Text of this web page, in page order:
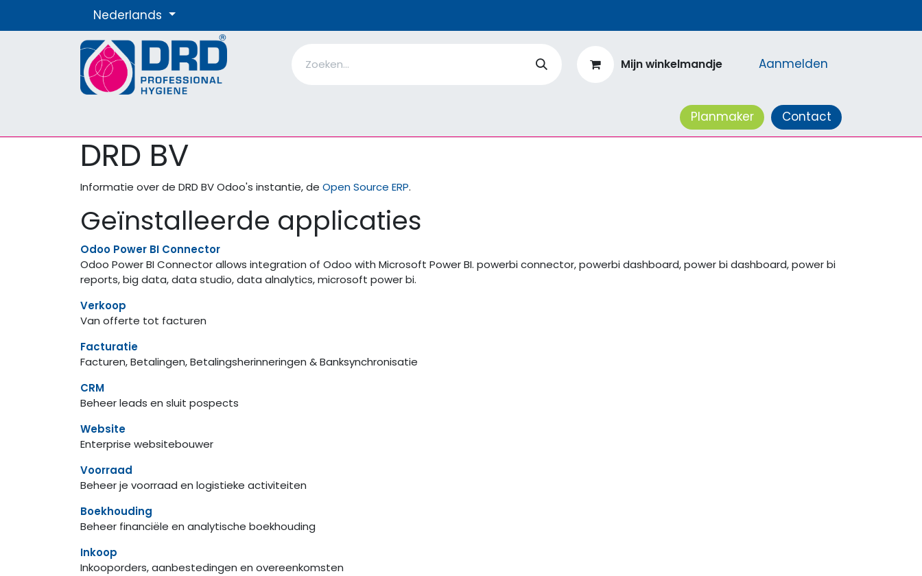
Nederlands
Mijn winkelmandje Aanmelden
Planmaker Contact
DRD BV
Informatie over de DRD BV Odoo's instantie, de Open Source ERP.
Geïnstalleerde applicaties
Odoo Power BI Connector
Odoo Power BI Connector allows integration of Odoo with Microsoft Power BI. powerbi connector, powerbi dashboard, power bi dashboard, power bi
reports, big data, data studio, data alnalytics, microsoft power bi.
Verkoop
Van offerte tot facturen
Facturatie
Facturen, Betalingen, Betalingsherinneringen & Banksynchronisatie
CRM
Beheer leads en sluit pospects
Website
Enterprise websitebouwer
Voorraad
Beheer je voorraad en logistieke activiteiten
Boekhouding
Beheer financiële en analytische boekhouding
Inkoop
Inkooporders, aanbestedingen en overeenkomsten